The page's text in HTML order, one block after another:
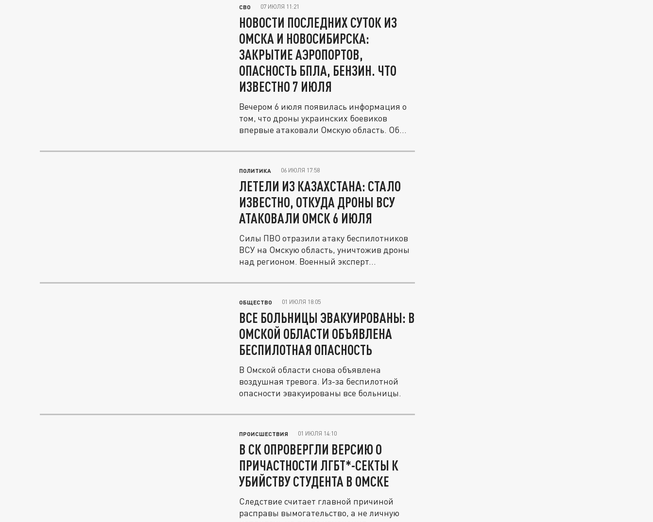
СВО 07 ИЮЛЯ 11:21
НОВОСТИ ПОСЛЕДНИХ СУТОК ИЗ
ОМСКА И НОВОСИБИРСКА:
ЗАКРЫТИЕ АЭРОПОРТОВ,
ОПАСНОСТЬ БПЛА, БЕНЗИН. ЧТО
ИЗВЕСТНО 7 ИЮЛЯ
Вечером 6 июля появилась информация о
том, что дроны украинских боевиков
впервые атаковали Омскую область. Об...
ПОЛИТИКА 06 ИЮЛЯ 17:58
ЛЕТЕЛИ ИЗ КАЗАХСТАНА: СТАЛО
ИЗВЕСТНО, ОТКУДА ДРОНЫ ВСУ
АТАКОВАЛИ ОМСК 6 ИЮЛЯ
Силы ПВО отразили атаку беспилотников
ВСУ на Омскую область, уничтожив дроны
над регионом. Военный эксперт...
ОБЩЕСТВО 01 ИЮЛЯ 18:05
ВСЕ БОЛЬНИЦЫ ЭВАКУИРОВАНЫ: В
ОМСКОЙ ОБЛАСТИ ОБЪЯВЛЕНА
БЕСПИЛОТНАЯ ОПАСНОСТЬ
В Омской области снова объявлена
воздушная тревога. Из-за беспилотной
опасности эвакуированы все больницы.
ПРОИСШЕСТВИЯ 01 ИЮЛЯ 14:10
В СК ОПРОВЕРГЛИ ВЕРСИЮ О
ПРИЧАСТНОСТИ ЛГБТ*-СЕКТЫ К
УБИЙСТВУ СТУДЕНТА В ОМСКЕ
Следствие считает главной причиной
расправы вымогательство, а не личную